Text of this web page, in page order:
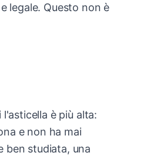
legale. Questo non è
è più alta:
e non ha mai
ben studiata, una